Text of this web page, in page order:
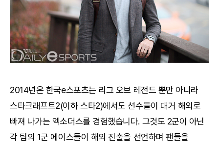
2014년은 한국e스포츠는 리그 오브 레전드 뿐만 아니라
스타크래프트2(이하 스타2)에서도 선수들이 대거 해외로
빠져 나가는 엑소더스를 경험했습니다. 그것도 2군이 아닌
각 팀의 1군 에이스들이 해외 진출을 선언하며 팬들을